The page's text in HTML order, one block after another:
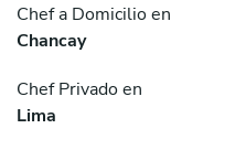
Chef a Domicilio en
Chancay
Chef Privado en
Lima